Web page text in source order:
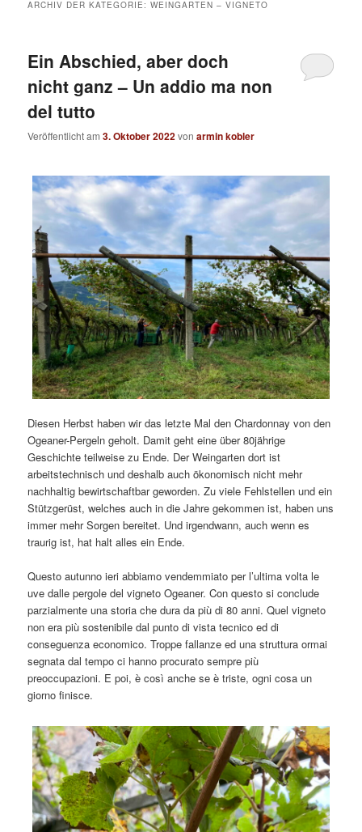
ARCHIV DER KATEGORIE:WEINGARTEN – VIGNETO
Ein Abschied, aber doch
nicht ganz – Un addio ma non
del tutto
Veröffentlicht am3. Oktober 2022vonarmin kobler
Diesen Herbst haben wir das letzte Mal den Chardonnay von den
Ogeaner-Pergeln geholt. Damit geht eine über 80jährige
Geschichte teilweise zu Ende. Der Weingarten dort ist
arbeitstechnisch und deshalb auch ökonomisch nicht mehr
nachhaltig bewirtschaftbar geworden. Zu viele Fehlstellen und ein
Stützgerüst, welches auch in die Jahre gekommen ist, haben uns
immer mehr Sorgen bereitet. Und irgendwann, auch wenn es
traurig ist, hat halt alles ein Ende.
Questo autunno ieri abbiamo vendemmiato per l’ultima volta le
uve dalle pergole del vigneto Ogeaner. Con questo si conclude
parzialmente una storia che dura da più di 80 anni. Quel vigneto
non era più sostenibile dal punto di vista tecnico ed di
conseguenza economico. Troppe fallanze ed una struttura ormai
segnata dal tempo ci hanno procurato sempre più
preoccupazioni. E poi, è così anche se è triste, ogni cosa un
giorno finisce.